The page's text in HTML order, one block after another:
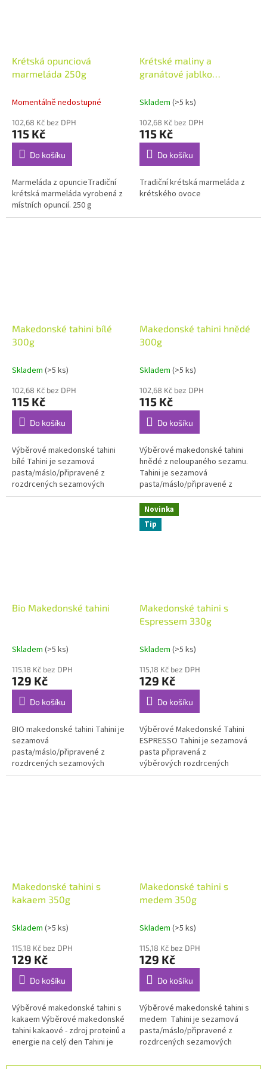
Krétská opunciová
marmeláda 250g
Momentálně nedostupné
102,68 Kč bez DPH
115 Kč
Do košíku
Marmeláda z opuncieTradiční
krétská marmeláda vyrobená z
místních opuncií. 250 g
Krétské maliny a
granátové jablko
Skladem (>5 ks)
102,68 Kč bez DPH
115 Kč
Do košíku
Tradiční krétská marmeláda z
krétského ovoce
Makedonské tahini bílé
300g
Skladem (>5 ks)
102,68 Kč bez DPH
115 Kč
Do košíku
Výběrové makedonské tahini
bílé Tahini je sezamová
pasta/máslo/připravené z
rozdrcených sezamových
semínek. Je tradiční součástí
Makedonské tahini hnědé
300g
Skladem (>5 ks)
102,68 Kč bez DPH
115 Kč
Do košíku
Výběrové makedonské tahini
hnědé z neloupaného sezamu.
Tahini je sezamová
pasta/máslo/připravené z
rozdrcených sezamových
semínek. Je tradiční součástí
zdravé středomořské...
Bio Makedonské tahini
Skladem (>5 ks)
115,18 Kč bez DPH
129 Kč
Do košíku
BIO makedonské tahini Tahini je
sezamová
pasta/máslo/připravené z
rozdrcených sezamových
semínek
Novinka
Tip
Makedonské tahini s
Espressem 330g
Skladem (>5 ks)
115,18 Kč bez DPH
129 Kč
Do košíku
Výběrové Makedonské Tahini
ESPRESSO Tahini je sezamová
pasta připravená z
výběrových rozdrcených
sezamových semínek. Spojuje
Makedonské tahini s
kakaem 350g
Skladem (>5 ks)
115,18 Kč bez DPH
129 Kč
Do košíku
Výběrové makedonské tahini s
kakaem Výběrové makedonské
tahini kakaové - zdroj proteinů a
energie na celý den Tahini je
pasta/máslo/připravené z
Makedonské tahini s
medem 350g
Skladem (>5 ks)
115,18 Kč bez DPH
129 Kč
Do košíku
Výběrové makedonské tahini s
medem Tahini je sezamová
pasta/máslo/připravené z
rozdrcených sezamových